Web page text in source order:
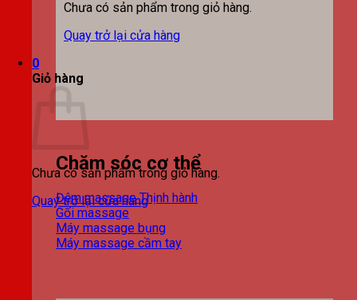
Chưa có sản phẩm trong giỏ hàng.
Quay trở lại cửa hàng
0
Giỏ hàng
Chưa có sản phẩm trong giỏ hàng.
Quay trở lại cửa hàng
Chăm sóc cơ thể
Đệm massage
Gối massage
Máy massage bụng
Máy massage cầm tay